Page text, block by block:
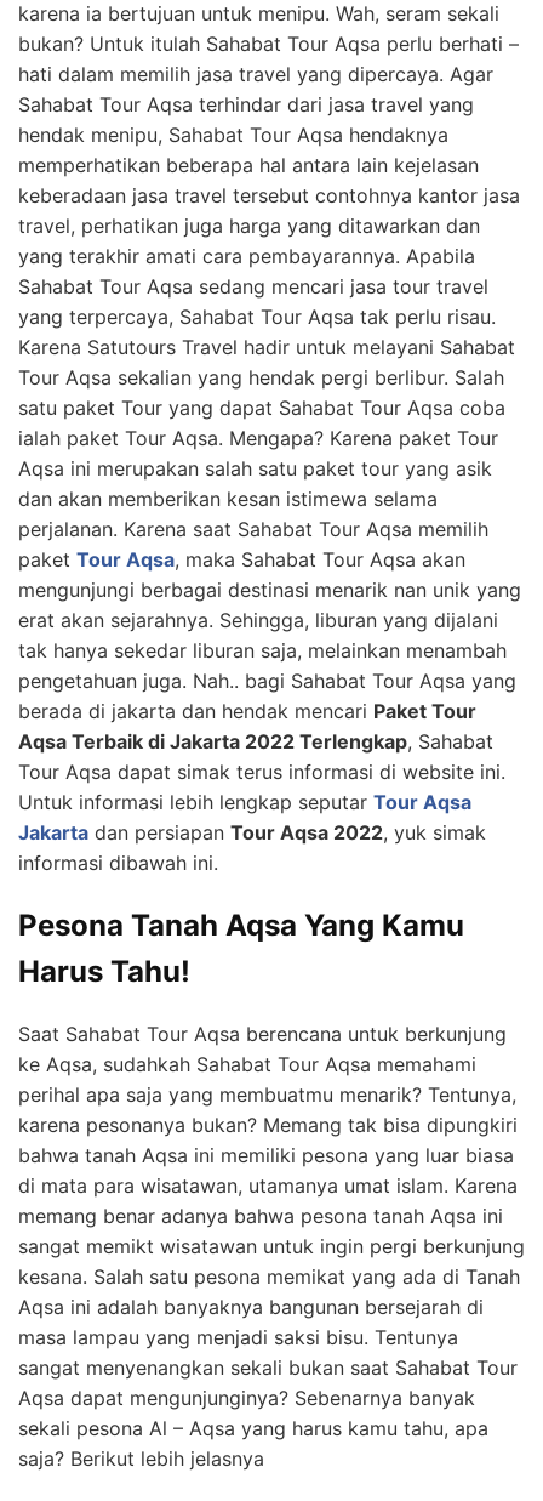
karena ia bertujuan untuk menipu. Wah, seram sekali
bukan? Untuk itulah Sahabat Tour Aqsa perlu berhati –
hati dalam memilih jasa travel yang dipercaya. Agar
Sahabat Tour Aqsa terhindar dari jasa travel yang
hendak menipu, Sahabat Tour Aqsa hendaknya
memperhatikan beberapa hal antara lain kejelasan
keberadaan jasa travel tersebut contohnya kantor jasa
travel, perhatikan juga harga yang ditawarkan dan
yang terakhir amati cara pembayarannya. Apabila
Sahabat Tour Aqsa sedang mencari jasa tour travel
yang terpercaya, Sahabat Tour Aqsa tak perlu risau.
Karena Satutours Travel hadir untuk melayani Sahabat
Tour Aqsa sekalian yang hendak pergi berlibur. Salah
satu paket Tour yang dapat Sahabat Tour Aqsa coba
ialah paket Tour Aqsa. Mengapa? Karena paket Tour
Aqsa ini merupakan salah satu paket tour yang asik
dan akan memberikan kesan istimewa selama
perjalanan. Karena saat Sahabat Tour Aqsa memilih
paket Tour Aqsa, maka Sahabat Tour Aqsa akan
mengunjungi berbagai destinasi menarik nan unik yang
erat akan sejarahnya. Sehingga, liburan yang dijalani
tak hanya sekedar liburan saja, melainkan menambah
pengetahuan juga. Nah.. bagi Sahabat Tour Aqsa yang
berada di jakarta dan hendak mencari Paket Tour
Aqsa Terbaik di Jakarta 2022 Terlengkap, Sahabat
Tour Aqsa dapat simak terus informasi di website ini.
Untuk informasi lebih lengkap seputar Tour Aqsa
Jakarta dan persiapan Tour Aqsa 2022, yuk simak
informasi dibawah ini.
Pesona Tanah Aqsa Yang Kamu
Harus Tahu!
Saat Sahabat Tour Aqsa berencana untuk berkunjung
ke Aqsa, sudahkah Sahabat Tour Aqsa memahami
perihal apa saja yang membuatmu menarik? Tentunya,
karena pesonanya bukan? Memang tak bisa dipungkiri
bahwa tanah Aqsa ini memiliki pesona yang luar biasa
di mata para wisatawan, utamanya umat islam. Karena
memang benar adanya bahwa pesona tanah Aqsa ini
sangat memikt wisatawan untuk ingin pergi berkunjung
kesana. Salah satu pesona memikat yang ada di Tanah
Aqsa ini adalah banyaknya bangunan bersejarah di
masa lampau yang menjadi saksi bisu. Tentunya
sangat menyenangkan sekali bukan saat Sahabat Tour
Aqsa dapat mengunjunginya? Sebenarnya banyak
sekali pesona Al – Aqsa yang harus kamu tahu, apa
saja? Berikut lebih jelasnya